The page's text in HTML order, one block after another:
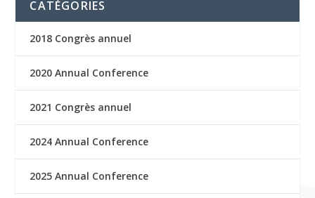
CATÉGORIES
2018 Congrès annuel
2020 Annual Conference
2021 Congrès annuel
2024 Annual Conference
2025 Annual Conference